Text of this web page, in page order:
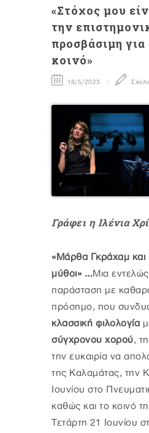
«Στόχος μου
την
προσβάσιμη για
κοινό»
18/5/2023
Γράφει η Ιλένια
«Μάρθα Γκράχαμ και
μύθοι» …Μια
παράσταση με
πρόσημο, που
κλασσική φιλολογία
σύγχρονου χορού,
την ευκαιρία να
της Καλαμάτας, την
Ιουνίου στο
καθώς και το κοινό
Τετάρτη 21 Ιουνίου